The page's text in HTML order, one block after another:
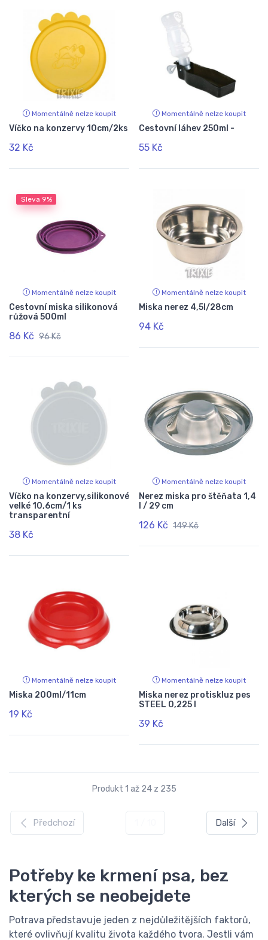
Momentálně nelze koupit
Víčko na konzervy 10cm/2ks
32 Kč
Momentálně nelze koupit
Cestovní láhev 250ml -
55 Kč
Sleva 9%
Momentálně nelze koupit
Cestovní miska silikonová
růžová 500ml
86 Kč 96 Kč
Momentálně nelze koupit
Miska nerez 4,5l/28cm
94 Kč
Momentálně nelze koupit
Víčko na konzervy,silikonové
velké 10,6cm/1 ks
transparentní
38 Kč
Momentálně nelze koupit
Nerez miska pro štěňata 1,4
l / 29 cm
126 Kč 149 Kč
Momentálně nelze koupit
Miska 200ml/11cm
19 Kč
Momentálně nelze koupit
Miska nerez protiskluz pes
STEEL 0,225 l
39 Kč
Produkt 1 až 24 z 235
Předchozí Další
Potřeby ke krmení psa, bez
kterých se neobejdete
Potrava představuje jeden z nejdůležitějších faktorů,
které ovlivňují kvalitu života každého tvora. Jestli vám